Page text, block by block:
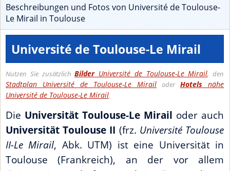
Beschreibungen und Fotos von Université de Toulouse-
Le Mirail in Toulouse
Université de Toulouse-Le Mirail
Nutzen Sie zusätzlichBilderUniversité de Toulouse-Le Mirail, den
Stadtplan Université de Toulouse-Le Mirail oder Hotels nähe
Université de Toulouse-Le Mirail.
Die Universität Toulouse-Le Mirail oder auch
Universität Toulouse II (frz. Université Toulouse
II-Le Mirail, Abk. UTM) ist eine Universität in
Toulouse (Frankreich), an der vor allem